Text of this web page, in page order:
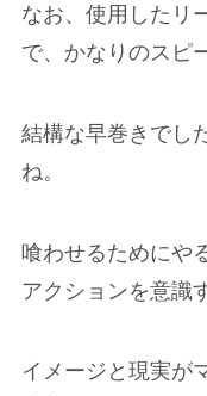
なお、使用したリ
で、かなりのスピ
結構な早巻きでし
ね。
喰わせるためにや
アクションを意識
イメージと現実が